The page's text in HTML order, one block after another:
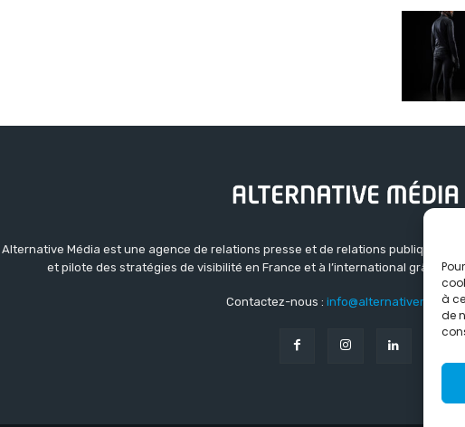
à
de
Alternative Média est une agence de relations presse et de relations publiques
et pilote des stratégies de visibilité en France et à l’international grâce à
Contactez-nous : info@alternativemedia.fr